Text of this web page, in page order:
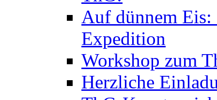
Auf dünnem
Expedition
Workshop zum
Herzliche